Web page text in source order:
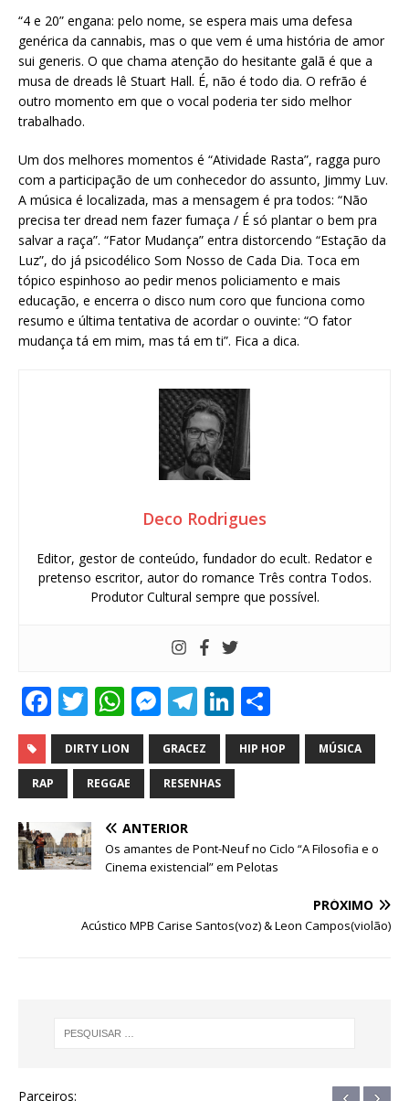
“4 e 20” engana: pelo nome, se espera mais uma defesa
genérica da cannabis, mas o que vem é uma história de amor
sui generis. O que chama atenção do hesitante galã é que a
musa de dreads lê Stuart Hall. É, não é todo dia. O refrão é
outro momento em que o vocal poderia ter sido melhor
trabalhado.
Um dos melhores momentos é “Atividade Rasta”, ragga puro
com a participação de um conhecedor do assunto, Jimmy Luv.
A música é localizada, mas a mensagem é pra todos: “Não
precisa ter dread nem fazer fumaça / É só plantar o bem pra
salvar a raça”. “Fator Mudança” entra distorcendo “Estação da
Luz”, do já psicodélico Som Nosso de Cada Dia. Toca em
tópico espinhoso ao pedir menos policiamento e mais
educação, e encerra o disco num coro que funciona como
resumo e última tentativa de acordar o ouvinte: “O fator
mudança tá em mim, mas tá em ti”. Fica a dica.
Deco Rodrigues
Editor, gestor de conteúdo, fundador do ecult. Redator e
pretenso escritor, autor do romance Três contra Todos.
Produtor Cultural sempre que possível.
F
a
c
e
o
o
T
w
it
te
r
W
h
at
s
A
p
p
M
e
ss
e
n
g
e
T
el
e
g
m
Li
n
k
e
n
h
ar
DIRTY LION GRACEZ HIP HOP MÚSICA
RAP REGGAE RESENHAS
ANTERIOR
Os amantes de Pont-Neuf no Ciclo “A Filosofia e o
Cinema existencial” em Pelotas
PRÓXIMO
Acústico MPB Carise Santos(voz) & Leon Campos(violão)
Parceiros: